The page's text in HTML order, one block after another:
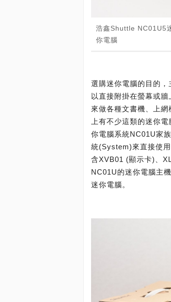
浩鑫Shuttle NC01U5
你電腦
選購迷你電腦的目的
以直接附掛在螢幕或
來做各種文書機、上
上有不少這類的迷你
你電腦系統NC01U家
統(System)來直接使
含XVB01 (顯示卡)、
NC01U的迷你電腦主
迷你電腦。